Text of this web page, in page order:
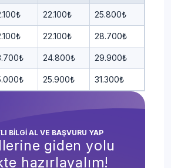
22.100₺ 25.800₺
22.100₺ 28.700₺
24.800₺ 29.900₺
25.900₺ 31.300₺
BİLGİ AL VE BAŞVURU YAP
giden yolu
hazırlayalım!